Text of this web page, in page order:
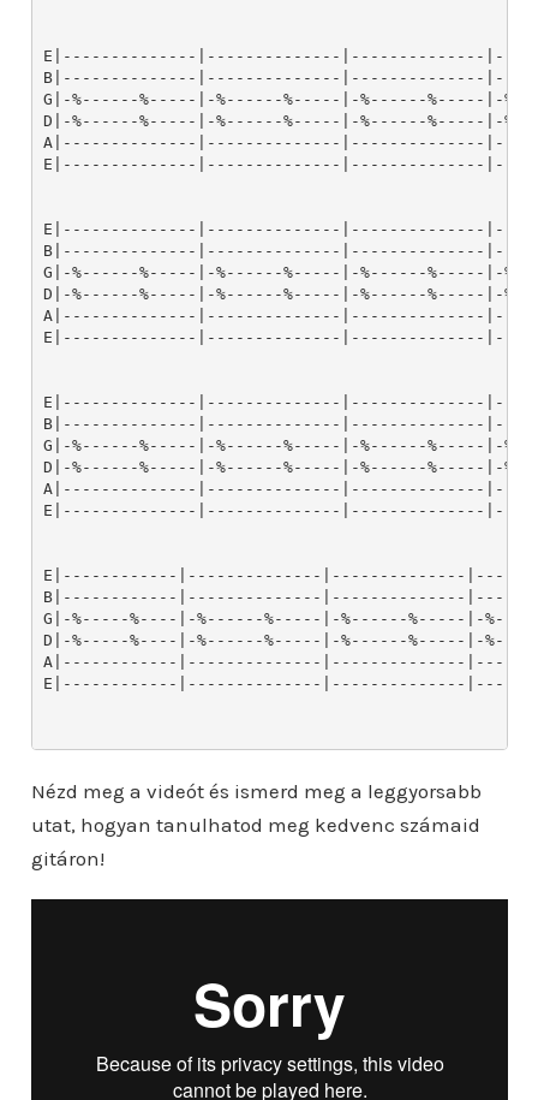
Nézd meg a videót és ismerd meg a leggyorsabb
utat, hogyan tanulhatod meg kedvenc számaid
gitáron!